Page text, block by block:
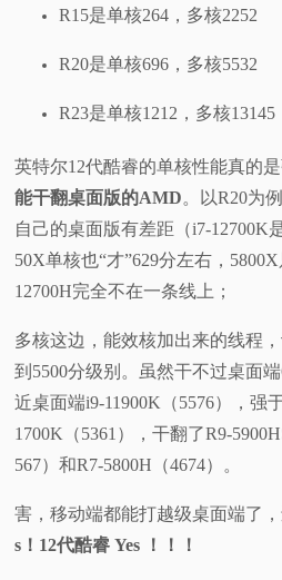
R15是单核264，多核2252
R20是单核696，多核5532
R23是单核1212，多核13145
英特尔12代酷睿的单核性能真的
能干翻桌面版的AMD。以R20为
自己的桌面版有差距（i7-12700K
50X单核也“才”629分左右，
12700H完全不在一条线上；
多核这边，能效核加出来的线程
到5500分级别。虽然干不过桌面
近桌面端i9-11900K（5576），强
1700K（5361），干翻了R9-
567）和R7-5800H（4674）。
害，移动端都能打越级桌面端了
s！12代酷睿 Yes ！！！